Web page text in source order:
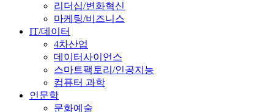
리더십/변화혁신
마케팅/비즈니스
IT/데이터
4차산업
데이터사이언스
스마트팩토리/인공지능
컴퓨터 과학
인문학
문화예술